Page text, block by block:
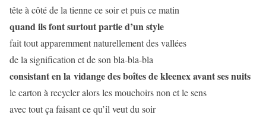
tête à côté de la tienne ce soir et puis ce matin
quand ils font surtout partie d’un style
fait tout apparemment naturellement des vallées
de la signification et de son bla-bla-bla
consistant en la vidange des boîtes de kleenex avant ses nuits
le carton à recycler alors les mouchoirs non et le sens
avec tout ça faisant ce qu’il veut du soir